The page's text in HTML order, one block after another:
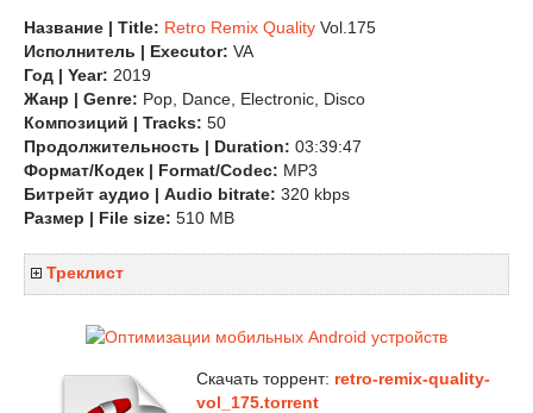
Название | Title: Retro Remix Quality Vol.175
Исполнитель | Executor: VA
Год | Year: 2019
Жанр | Genre: Pop, Dance, Electronic, Disco
Композиций | Tracks: 50
Продолжительность | Duration: 03:39:47
Формат/Кодек | Format/Codec: MP3
Битрейт аудио | Audio bitrate: 320 kbps
Размер | File size: 510 MB
Треклист
Скачать торрент: retro-remix-quality-
vol_175.torrent